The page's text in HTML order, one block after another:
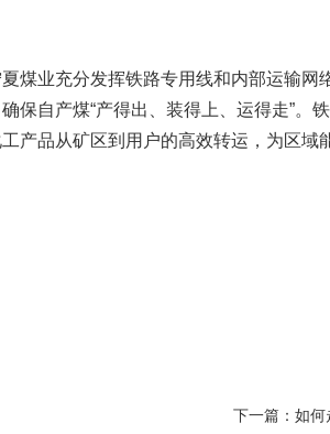
煤业充分发挥铁路专用线和内部运输网
保自产煤“产得出、装得上、运得走”。
产品从矿区到用户的高效转运，为区域
下一篇：如